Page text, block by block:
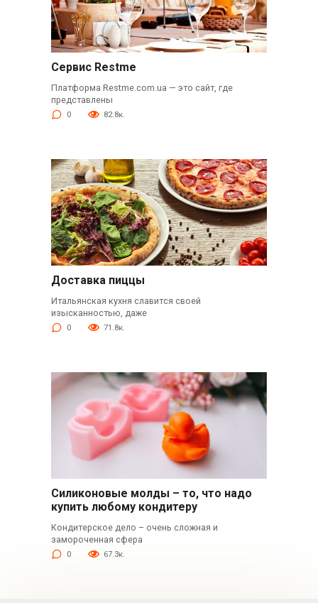
Сервис Restme
Платформа Restme.com.ua — это сайт, где
представлены
0 82.8к.
Доставка пиццы
Итальянская кухня славится своей
изысканностью, даже
0 71.8к.
Силиконовые молды – то, что надо
купить любому кондитеру
Кондитерское дело – очень сложная и
замороченная сфера
0 67.3к.